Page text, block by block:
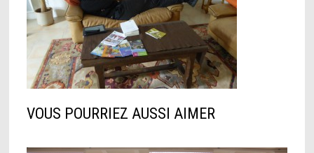
VOUS POURRIEZ AUSSI AIMER